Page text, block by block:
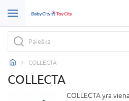
COLLECTA
COLLECTA
COLLECTA yra